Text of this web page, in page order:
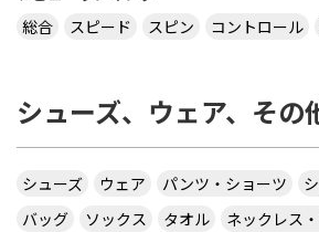
出来ますが、サーブからはでき
カテ違いですが・・ 攻略サイ
のコートに球があるときに自分
ブルタップ！する と書いてあ
ダブルタップではないでしょう
サイトを見る
総合
スピード スピン コントロール
シューズ、ウェア、その
シューズ ウェア パンツ・ショーツ
バッグ
ソックス タオル
ネックレス